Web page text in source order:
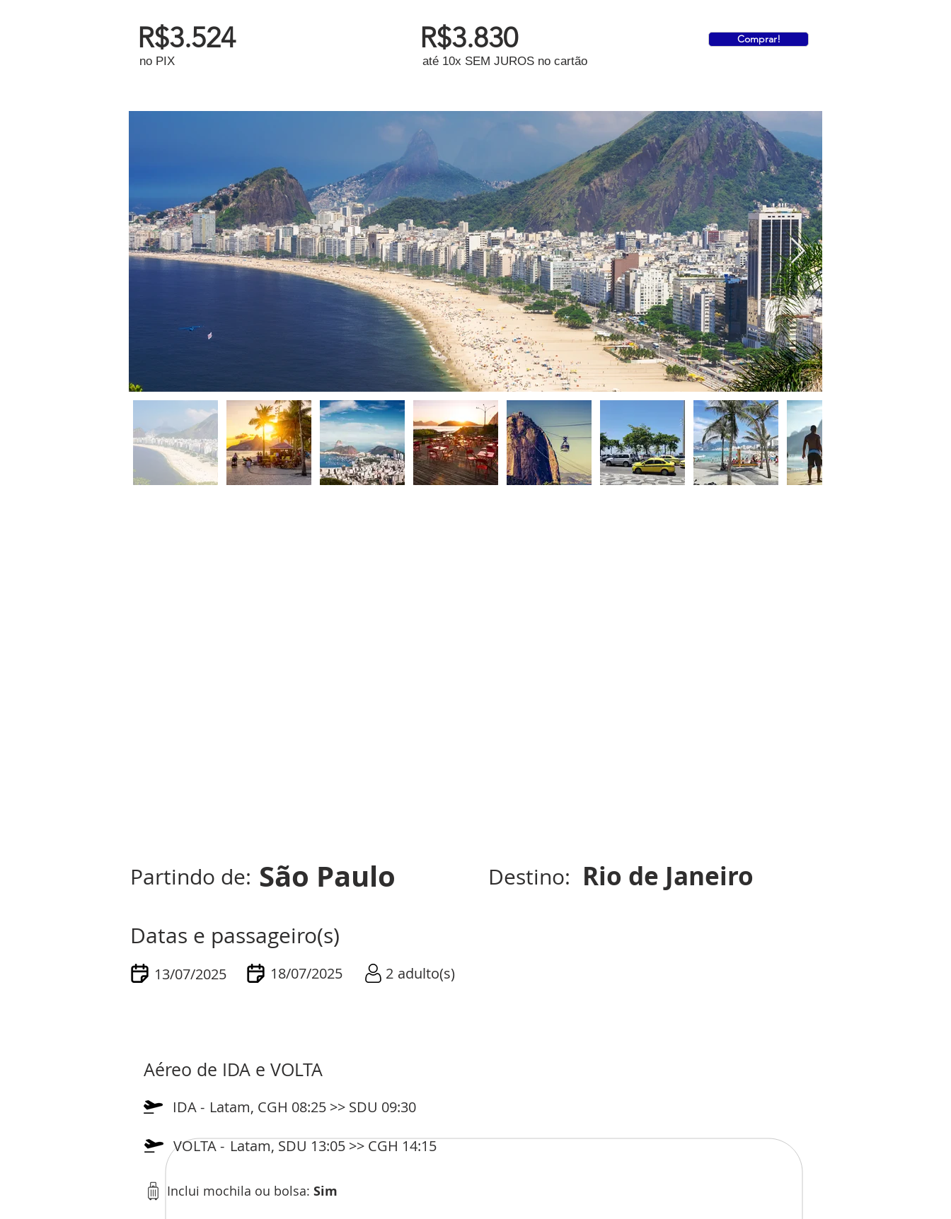
no PIX
R$3.830
até 10x SEM JUROS no cartão
Comprar!
R$3.524
Partindo de: São Paulo Destino: Rio de Janeiro
Datas e passageiro(s)
13/07/2025 18/07/2025 2 adulto(s)
Aéreo de IDA e VOLTA
IDA - Latam, CGH 08:25 >> SDU 09:30
VOLTA - Latam, SDU 13:05 >> CGH 14:15
Inclui mochila ou bolsa: Sim